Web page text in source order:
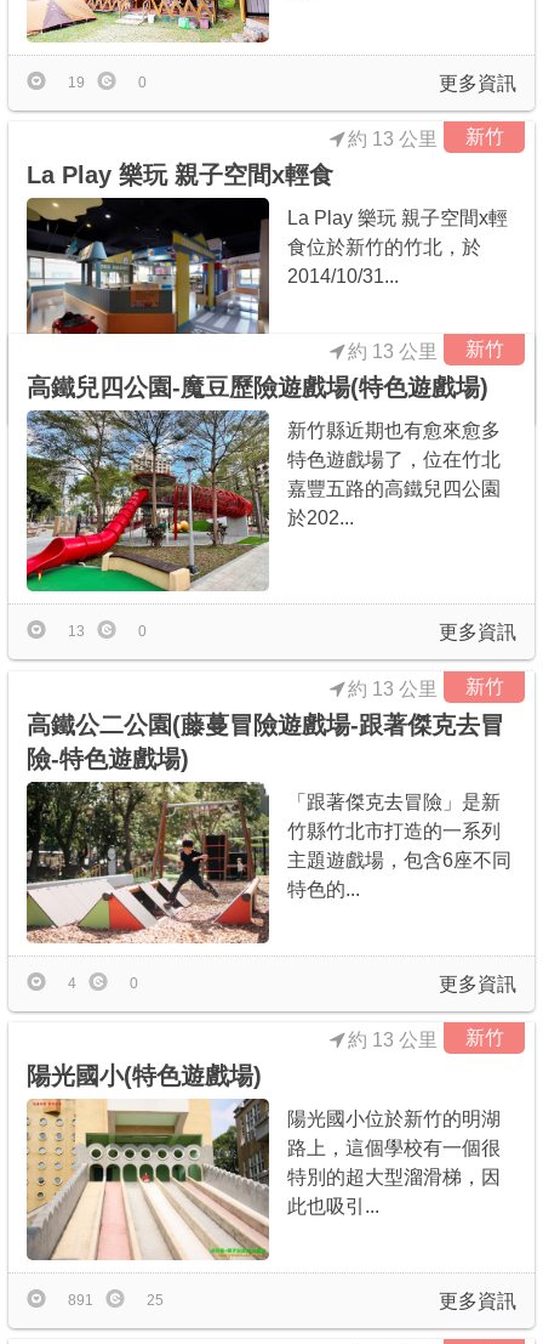
更多資訊
19 0
新竹
La Play 樂玩 親子空間x輕食
約 13 公里
La Play 樂玩 親子空間x輕
食位於新竹的竹北，於
2014/10/31...
更多資訊
421 27
新竹
高鐵兒四公園-魔豆歷險遊戲場(特色遊戲場)
約 13 公里
新竹縣近期也有愈來愈多
特色遊戲場了，位在竹北
嘉豐五路的高鐵兒四公園
於202...
更多資訊
13 0
新竹
高鐵公二公園(藤蔓冒險遊戲場-跟著傑克去冒
險-特色遊戲場)
約 13 公里
「跟著傑克去冒險」是新
竹縣竹北市打造的一系列
主題遊戲場，包含6座不同
特色的...
更多資訊
4 0
新竹
陽光國小(特色遊戲場)
約 13 公里
陽光國小位於新竹的明湖
路上，這個學校有一個很
特別的超大型溜滑梯，因
此也吸引...
更多資訊
891 25